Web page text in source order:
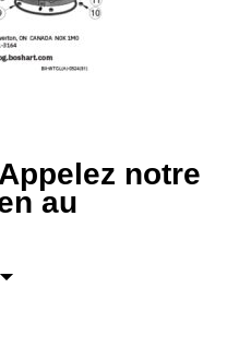
notre
au